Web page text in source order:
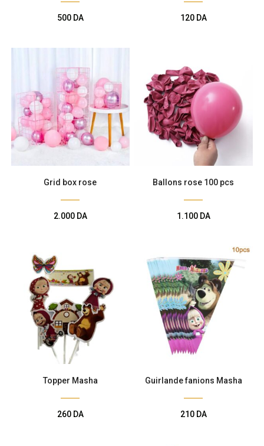
Décoration de
Décoration de
table
Accessoires
Déguisements
Emballage
500 DA 120 DA
Grid box rose
2.000 DA
Ballons rose 100 pcs
1.100 DA
Topper Masha
260 DA
Guirlande fanions Masha
210 DA